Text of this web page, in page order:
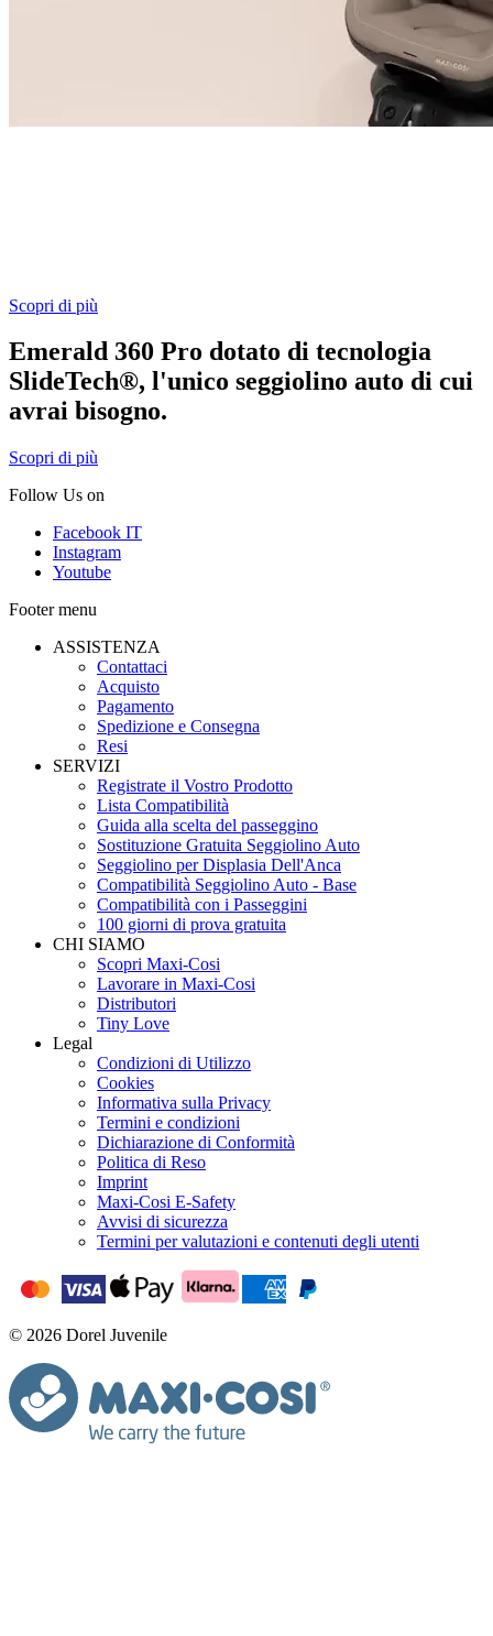
Scopri di più
Emerald 360 Pro dotato di tecnologia
SlideTech®, l'unico seggiolino auto di cui
avrai bisogno.
Scopri di più
Follow Us on
Facebook IT
Instagram
Youtube
Footer menu
ASSISTENZA
Contattaci
Acquisto
Pagamento
Spedizione e Consegna
Resi
SERVIZI
Registrate il Vostro Prodotto
Lista Compatibilità
Guida alla scelta del passeggino
Sostituzione Gratuita Seggiolino Auto
Seggiolino per Displasia Dell'Anca
Compatibilità Seggiolino Auto - Base
Compatibilità con i Passeggini
100 giorni di prova gratuita
CHI SIAMO
Scopri Maxi-Cosi
Lavorare in Maxi-Cosi
Distributori
Tiny Love
Legal
Condizioni di Utilizzo
Cookies
Informativa sulla Privacy
Termini e condizioni
Dichiarazione di Conformità
Politica di Reso
Imprint
Maxi-Cosi E-Safety
Avvisi di sicurezza
Termini per valutazioni e contenuti degli utenti
© 2026 Dorel Juvenile